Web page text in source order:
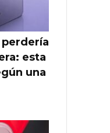
perdería
esta
una